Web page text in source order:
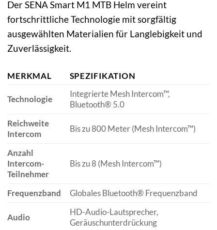
Der SENA Smart M1 MTB Helm vereint
fortschrittliche Technologie mit sorgfältig
ausgewählten Materialien für Langlebigkeit und
Zuverlässigkeit.
MERKMAL SPEZIFIKATION
Technologie
Integrierte Mesh Intercom™,
Bluetooth® 5.0
Reichweite
Intercom
Bis zu 800 Meter (Mesh Intercom™)
Anzahl
Intercom-
Teilnehmer
Bis zu 8 (Mesh Intercom™)
Frequenzband Globales Bluetooth® Frequenzband
Audio
HD-Audio-Lautsprecher,
Geräuschunterdrückung